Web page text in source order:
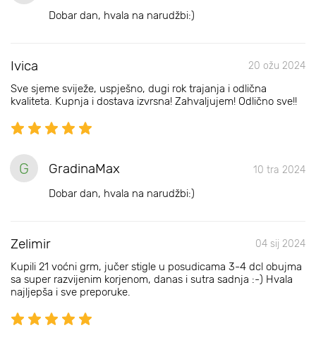
Dobar dan, hvala na narudžbi:)
Ivica 20 ožu 2024
Sve sjeme sviježe, uspješno, dugi rok trajanja i odlična
kvaliteta. Kupnja i dostava izvrsna! Zahvaljujem! Odlično sve!!
G GradinaMax 10 tra 2024
Dobar dan, hvala na narudžbi:)
Zelimir 04 sij 2024
Kupili 21 voćni grm, jučer stigle u posudicama 3-4 dcl obujma
sa super razvijenim korjenom, danas i sutra sadnja :-) Hvala
najljepša i sve preporuke.